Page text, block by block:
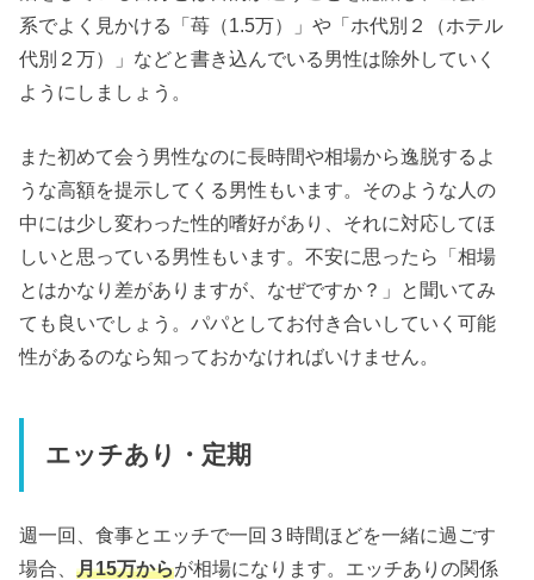
系でよく見かける「苺（1.5万）」や「ホ代別２（ホテル
代別２万）」などと書き込んでいる男性は除外していく
ようにしましょう。
また初めて会う男性なのに長時間や相場から逸脱するよ
うな高額を提示してくる男性もいます。そのような人の
中には少し変わった性的嗜好があり、それに対応してほ
しいと思っている男性もいます。不安に思ったら「相場
とはかなり差がありますが、なぜですか？」と聞いてみ
ても良いでしょう。パパとしてお付き合いしていく可能
性があるのなら知っておかなければいけません。
エッチあり・定期
週一回、食事とエッチで一回３時間ほどを一緒に過ごす
場合、月15万からが相場になります。エッチありの関係